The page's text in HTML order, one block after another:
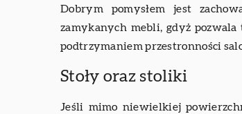
Dobrym pomysłem jest
zamykanych mebli, gdyż
podtrzymaniem przestronności
Stoły oraz stoliki
Jeśli mimo niewielkiej